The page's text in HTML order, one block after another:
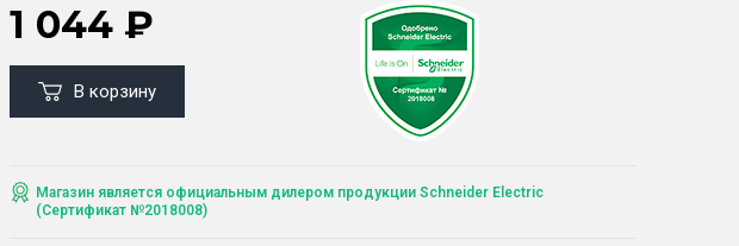
1 044 ₽
В корзину
Магазин является официальным дилером продукции Schneider Electric
(Сертификат №2018008)